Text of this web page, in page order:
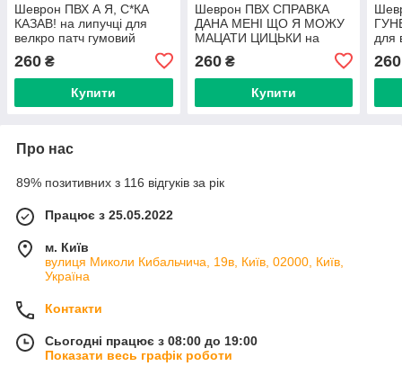
Шеврон ПВХ А Я, С*КА
КАЗАВ! на липучці для
велкро патч гумовий
260 ₴
Купити
Шеврон ПВХ СПРАВКА
ДАНА МЕНІ ЩО Я МОЖУ
МАЦАТИ ЦИЦЬКИ на
липучці для велкро патч
гумовий
260₴
Купити
для
260
Про нас
89% позитивних з 116 відгуків за рік
Працює з 25.05.2022
м. Київ
вулиця Миколи Кибальчича, 19в, Київ, 02000, Київ,
Україна
Контакти
Сьогодні працює з 08:00 до 19:00
Показати весь графік роботи